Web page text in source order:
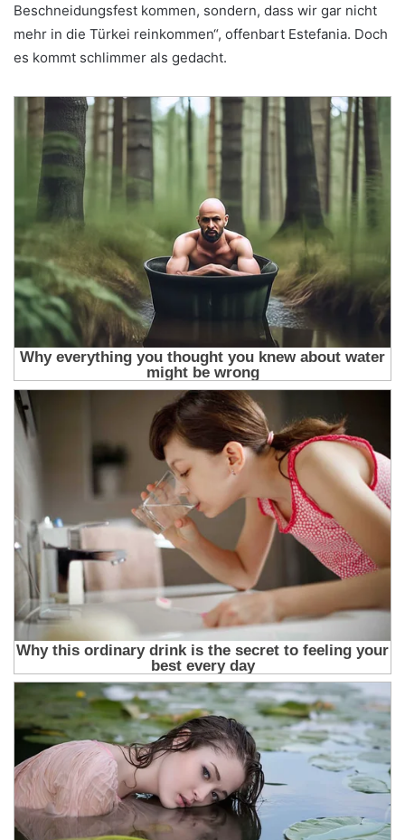
Beschneidungsfest kommen, sondern, dass wir gar nicht
mehr in die Türkei reinkommen“, offenbart Estefania. Doch
es kommt schlimmer als gedacht.